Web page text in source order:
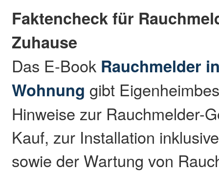
Faktencheck für
Zuhause
Das E-Book Rauchmelder
Wohnung gibt
Hinweise zur Rauchmelder-
Kauf, zur Installation
sowie der Wartung von